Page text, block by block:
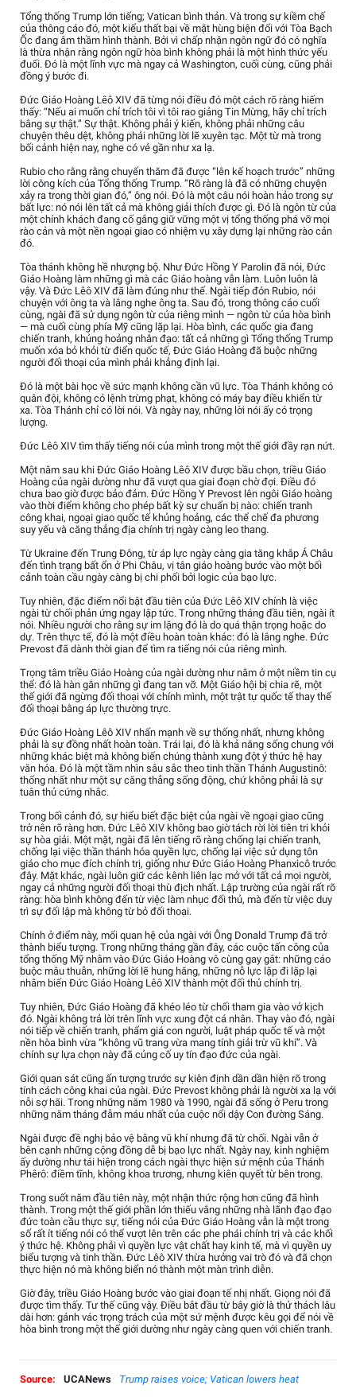
Tổng thống Trump lớn tiếng; Vatican bình thản. Và trong sự kiềm chế
của thông cáo đó, một kiểu thất bại về mặt hùng biện đối với Tòa Bạch
Ốc đang âm thầm hình thành. Bởi vì chấp nhận ngôn ngữ đó có nghĩa
là thừa nhận rằng ngôn ngữ hòa bình không phải là một hình thức yếu
đuối. Đó là một lĩnh vực mà ngay cả Washington, cuối cùng, cũng phải
đồng ý bước đi.
Đức Giáo Hoàng Lêô XIV đã từng nói điều đó một cách rõ ràng hiếm
thấy: “Nếu ai muốn chỉ trích tôi vì tôi rao giảng Tin Mừng, hãy chỉ trích
bằng sự thật.” Sự thật. Không phải ý kiến, không phải những câu
chuyện thêu dệt, không phải những lời lẽ xuyên tạc. Một từ mà trong
bối cảnh hiện nay, nghe có vẻ gần như xa lạ.
Rubio cho rằng rằng chuyến thăm đã được “lên kế hoạch trước” những
lời công kích của Tổng thống Trump. “Rõ ràng là đã có những chuyện
xảy ra trong thời gian đó,” ông nói. Đó là một câu nói hoàn hảo trong sự
bất lực: nó nói lên tất cả mà không giải thích được gì. Đó là ngôn từ của
một chính khách đang cố gắng giữ vững một vị tổng thống phá vỡ mọi
rào cản và một nền ngoại giao có nhiệm vụ xây dựng lại những rào cản
đó.
Tòa thánh không hề nhượng bộ. Như Đức Hồng Y Parolin đã nói, Đức
Giáo Hoàng làm những gì mà các Giáo hoàng vẫn làm. Luôn luôn là
vậy. Và Đức Lêô XIV đã làm đúng như thế. Ngài tiếp đón Rubio, nói
chuyện với ông ta và lắng nghe ông ta. Sau đó, trong thông cáo cuối
cùng, ngài đã sử dụng ngôn từ của riêng mình — ngôn từ của hòa bình
— mà cuối cùng phía Mỹ cũng lặp lại. Hòa bình, các quốc gia đang
chiến tranh, khủng hoảng nhân đạo: tất cả những gì Tổng thống Trump
muốn xóa bỏ khỏi từ điển quốc tế, Đức Giáo Hoàng đã buộc những
người đối thoại của mình phải khẳng định lại.
Đó là một bài học về sức mạnh không cần vũ lực. Tòa Thánh không có
quân đội, không có lệnh trừng phạt, không có máy bay điều khiển từ
xa. Tòa Thánh chỉ có lời nói. Và ngày nay, những lời nói ấy có trọng
lượng.
Đức Lêô XIV tìm thấy tiếng nói của mình trong một thế giới đầy rạn nứt.
Một năm sau khi Đức Giáo Hoàng Lêô XIV được bầu chọn, triều Giáo
Hoàng của ngài dường như đã vượt qua giai đoạn chờ đợi. Điều đó
chưa bao giờ được bảo đảm. Đức Hồng Y Prevost lên ngôi Giáo hoàng
vào thời điểm không cho phép bất kỳ sự chuẩn bị nào: chiến tranh
công khai, ngoại giao quốc tế khủng hoảng, các thể chế đa phương
suy yếu và căng thẳng địa chính trị ngày càng leo thang.
Từ Ukraine đến Trung Đông, từ áp lực ngày càng gia tăng khắp Á Châu
đến tình trạng bất ổn ở Phi Châu, vị tân giáo hoàng bước vào một bối
cảnh toàn cầu ngày càng bị chi phối bởi logic của bạo lực.
Tuy nhiên, đặc điểm nổi bật đầu tiên của Đức Lêô XIV chính là việc
ngài từ chối phản ứng ngay lập tức. Trong những tháng đầu tiên, ngài ít
nói. Nhiều người cho rằng sự im lặng đó là do quá thận trọng hoặc do
dự. Trên thực tế, đó là một điều hoàn toàn khác: đó là lắng nghe. Đức
Prevost đã dành thời gian để tìm ra tiếng nói của riêng mình.
Trọng tâm triều Giáo Hoàng của ngài dường như nằm ở một niềm tin cụ
thể: đó là hàn gắn những gì đang tan vỡ. Một Giáo hội bị chia rẽ, một
thế giới đã ngừng đối thoại với chính mình, một trật tự quốc tế thay thế
đối thoại bằng áp lực thường trực.
Đức Giáo Hoàng Lêô XIV nhấn mạnh về sự thống nhất, nhưng không
phải là sự đồng nhất hoàn toàn. Trái lại, đó là khả năng sống chung với
những khác biệt mà không biến chúng thành xung đột ý thức hệ hay
văn hóa. Đó là một tầm nhìn sâu sắc theo tinh thần Thánh Augustinô:
thống nhất như một sự căng thẳng sống động, chứ không phải là sự
tuân thủ cứng nhắc.
Trong bối cảnh đó, sự hiểu biết đặc biệt của ngài về ngoại giao cũng
trở nên rõ ràng hơn. Đức Lêô XIV không bao giờ tách rời lời tiên tri khỏi
sự hòa giải. Một mặt, ngài đã lên tiếng rõ ràng chống lại chiến tranh,
chống lại việc thần thánh hóa quyền lực, chống lại việc sử dụng tôn
giáo cho mục đích chính trị, giống như Đức Giáo Hoàng Phanxicô trước
đây. Mặt khác, ngài luôn giữ các kênh liên lạc mở với tất cả mọi người,
ngay cả những người đối thoại thù địch nhất. Lập trường của ngài rất rõ
ràng: hòa bình không đến từ việc làm nhục đối thủ, mà đến từ việc duy
trì sự đối lập mà không từ bỏ đối thoại.
Chính ở điểm này, mối quan hệ của ngài với Ông Donald Trump đã trở
thành biểu tượng. Trong những tháng gần đây, các cuộc tấn công của
tổng thống Mỹ nhằm vào Đức Giáo Hoàng vô cùng gay gắt: những cáo
buộc mâu thuẫn, những lời lẽ hung hăng, những nỗ lực lặp đi lặp lại
nhằm biến Đức Giáo Hoàng Lêô XIV thành một đối thủ chính trị.
Tuy nhiên, Đức Giáo Hoàng đã khéo léo từ chối tham gia vào vở kịch
đó. Ngài không trả lời trên lĩnh vực xung đột cá nhân. Thay vào đó, ngài
nói tiếp về chiến tranh, phẩm giá con người, luật pháp quốc tế và một
nền hòa bình vừa “không vũ trang vừa mang tính giải trừ vũ khí”. Và
chính sự lựa chọn này đã củng cố uy tín đạo đức của ngài.
Giới quan sát cũng ấn tượng trước sự kiên định dần dần hiện rõ trong
tính cách công khai của ngài. Đức Prevost không phải là người xa lạ với
nỗi sợ hãi. Trong những năm 1980 và 1990, ngài đã sống ở Peru trong
những năm tháng đẫm máu nhất của cuộc nổi dậy Con đường Sáng.
Ngài được đề nghị bảo vệ bằng vũ khí nhưng đã từ chối. Ngài vẫn ở
bên cạnh những cộng đồng dễ bị bạo lực nhất. Ngày nay, kinh nghiệm
ấy dường như tái hiện trong cách ngài thực hiện sứ mệnh của Thánh
Phêrô: điềm tĩnh, không khoa trương, nhưng kiên quyết từ bên trong.
Trong suốt năm đầu tiên này, một nhận thức rộng hơn cũng đã hình
thành. Trong một thế giới phần lớn thiếu vắng những nhà lãnh đạo đạo
đức toàn cầu thực sự, tiếng nói của Đức Giáo Hoàng vẫn là một trong
số rất ít tiếng nói có thể vượt lên trên các phe phái chính trị và các khối
ý thức hệ. Không phải vì quyền lực vật chất hay kinh tế, mà vì quyền uy
biểu tượng và tinh thần. Đức Lêô XIV thừa hưởng vai trò đó và đã chọn
thực hiện nó mà không biến nó thành một màn trình diễn.
Giờ đây, triều Giáo Hoàng bước vào giai đoạn tế nhị nhất. Giọng nói đã
được tìm thấy. Tư thế cũng vậy. Điều bắt đầu từ bây giờ là thử thách lâu
dài hơn: gánh vác trọng trách của một sứ mệnh được kêu gọi để nói về
hòa bình trong một thế giới dường như ngày càng quen với chiến tranh.
Source: UCANews Trump raises voice; Vatican lowers heat